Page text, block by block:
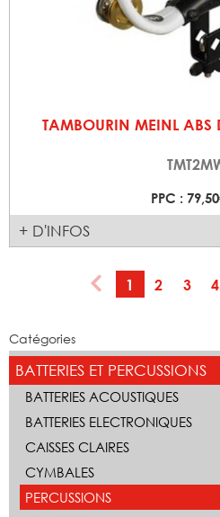
Catégories
BATTERIES ET PERCUSSIONS
BATTERIES ACOUSTIQUES
BATTERIES ELECTRONIQUES
CAISSES CLAIRES
CYMBALES
PERCUSSIONS
TAMBOURIN MEINL ABS
PPC :
+ D'INFOS
1 2 3 4